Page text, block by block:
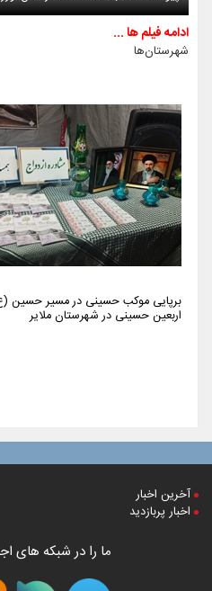
ادامه فیلم ها ...
شهرستان‌ها
برپایی موکب حسینی در مسیر حسین
اربعین حسینی در شهرستان ملایر
آخرین اخبار
اخبار پربازدید
ما را در شبکه های